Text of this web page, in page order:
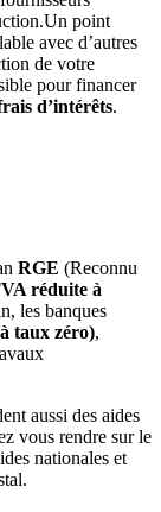
point
avec d’autres
de votre
pour financer
d’intérêts.
RGE (Reconnu
réduite à
les banques
taux zéro),
aussi des aides
vous rendre sur le
nationales et